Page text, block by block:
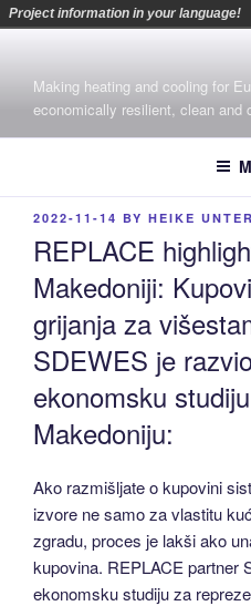
contentMaking heating and cooling for
economically resilient, clean and
POSTED
2022-11-14 BY HEIKE
REPLACE
Makedoniji:
grijanja za
SDEWES je
ekonomsku
Makedoniju:
Ako razmišljate o kupovini
izvore ne samo za vlastitu
zgradu, proces je lakši ako
kupovina. REPLACE partner
ekonomsku studiju za
Project information in your language!